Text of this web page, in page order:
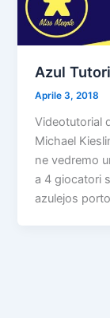
Azul
Aprile 3, 2018
Videotutorial
Michael
ne vedremo
a 4 giocatori
azulejos